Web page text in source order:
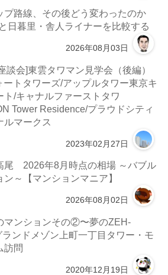
プ路線、その後どう変わったのか
日暮里・舎人ライナーを比較する
2026年08月03日
談会]東雲タワマン見学会（後編）
ートタワーズ/アップルタワー東京キ
ト/キャナルファーストタワ
Tower Residence/プラウドシティ
ルマークス
2023年02月27日
尾 2026年8月時点の相場 ～バブル
ン～【マンションマニア】
2026年08月02日
マンションその②〜夢のZEH-
ランドメゾン上町一丁目タワー・モ
訪問
2020年12月19日